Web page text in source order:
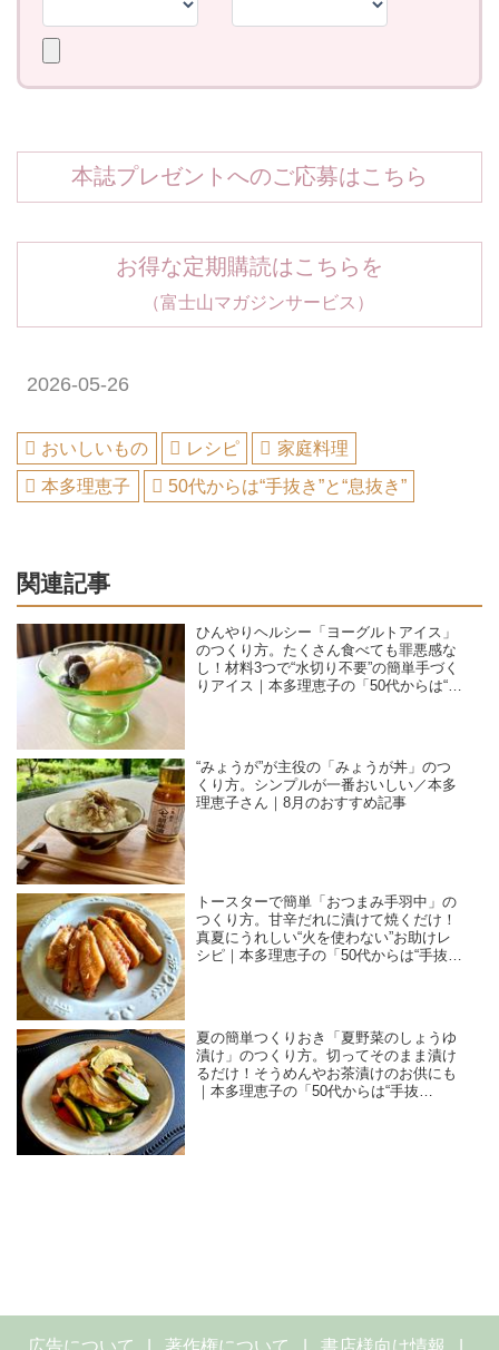
本誌プレゼントへのご応募はこちら
お得な定期購読はこちらを
（富士山マガジンサービス）
2026-05-26
おいしいもの レシピ
家庭料理
本多理恵子
50代からは“手抜き”と“息抜き”
関連記事
ひんやりヘルシー「ヨーグルトアイス」
のつくり方。たくさん食べても罪悪感な
し！材料3つで“水切り不要”の簡単手づく
りアイス｜本多理恵子の「50代からは“手
“みょうが”が主役の「みょうが丼」のつ
くり方。シンプルが一番おいしい／本多
理恵子さん｜8月のおすすめ記事
トースターで簡単「おつまみ手羽中」の
つくり方。甘辛だれに漬けて焼くだけ！
真夏にうれしい“火を使わない”お助けレ
シピ｜本多理恵子の「50代からは“手抜
夏の簡単つくりおき「夏野菜のしょうゆ
漬け」のつくり方。切ってそのまま漬け
るだけ！そうめんやお茶漬けのお供にも
｜本多理恵子の「50代からは“手抜